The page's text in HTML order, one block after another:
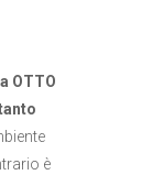
OTTO
è